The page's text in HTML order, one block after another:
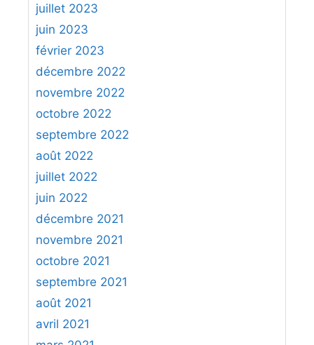
juillet 2023
juin 2023
février 2023
décembre 2022
novembre 2022
octobre 2022
septembre 2022
août 2022
juillet 2022
juin 2022
décembre 2021
novembre 2021
octobre 2021
septembre 2021
août 2021
avril 2021